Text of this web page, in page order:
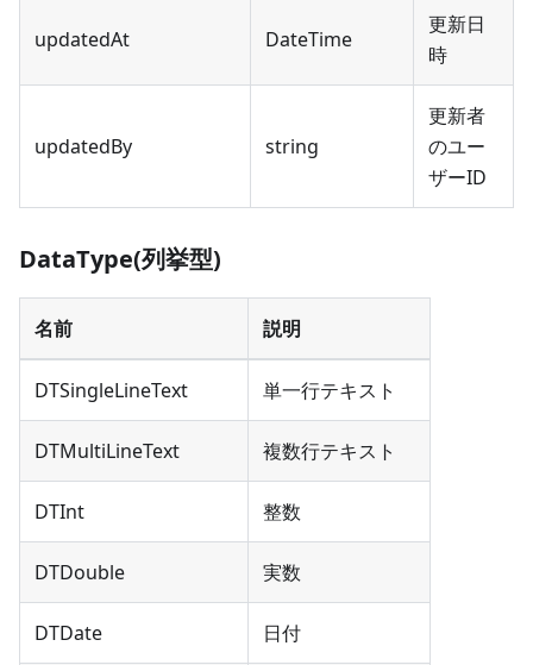
updatedAt DateTime
更新日
時
updatedBy string
更新者
のユー
ザーID
DataType(列挙型)
名前 説明
DTSingleLineText 単一行テキスト
DTMultiLineText 複数行テキスト
DTInt 整数
DTDouble 実数
DTDate 日付